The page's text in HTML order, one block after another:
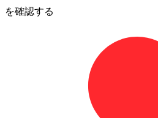
を確認する